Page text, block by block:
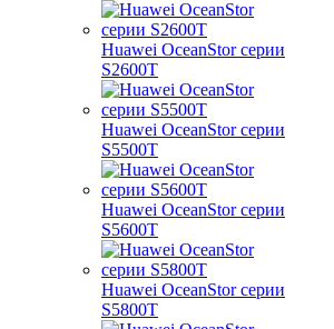
Huawei OceanStor серии
S2600T
Huawei OceanStor серии
S5500T
Huawei OceanStor серии
S5600T
Huawei OceanStor серии
S5800T